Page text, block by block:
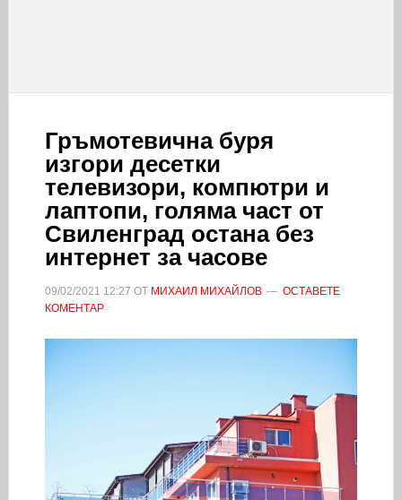
Гръмотевична буря
изгори десетки
телевизори, компютри и
лаптопи, голяма част от
Свиленград остана без
интернет за часове
09/02/2021 12:27 ОТ МИХАИЛ МИХАЙЛОВ
ОСТАВЕТЕ
КОМЕНТАР